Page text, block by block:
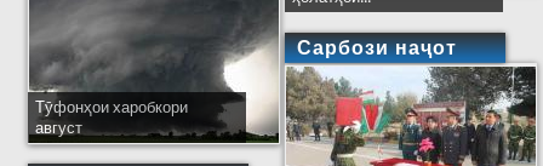
Тӯфонҳои харобкори
август
Сарбози наҷот